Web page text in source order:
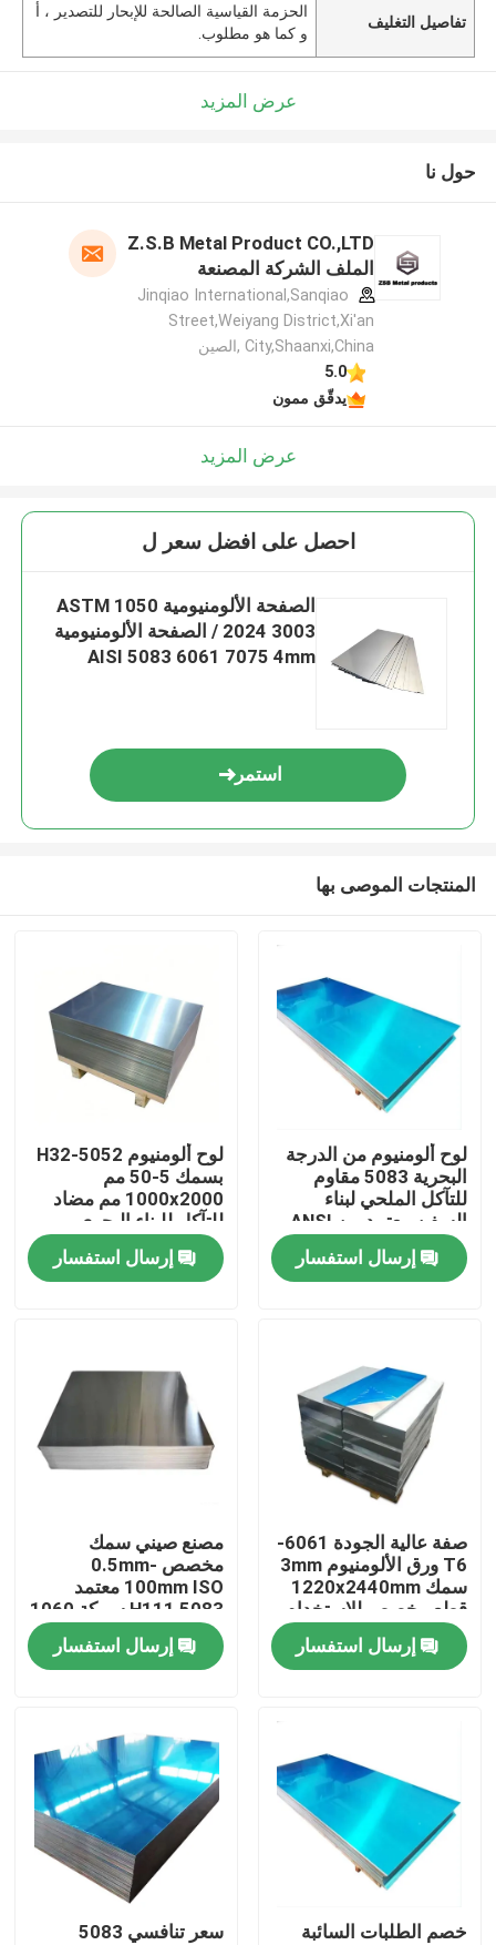
المنتجات
فيديوهات
جولة في المصنع
مراقبة الجودة
أخبار
اطلب اقتباس
صفائح الفولاذ المقاوم للصدأ
تفاصيل التغليف
الحزمة القياسية الصالحة للإبحار للتصدير ، أ
و كما هو مطلوب.
عرض المزيد
حول نا
Z.S.B Metal Product CO.,LTD
الملف الشركة المصنعة
Jinqiao International,Sanqiao
Street,Weiyang District,Xi'an
City,Shaanxi,China ,الصين
5.0
يدقّق ممون
عرض المزيد
احصل على افضل سعر ل
الصفحة الألومنيومية ASTM 1050
2024 3003 / الصفحة الألومنيومية
AISI 5083 6061 7075 4mm
استمر
المنتجات الموصى بها
لوح ألومنيوم من الدرجة
البحرية 5083 مقاوم
للتآكل الملحي لبناء
السفن معتمد من ANSI
إرسال استفسار
لوح ألومنيوم 5052-H32
بسمك 5-50 مم
1000x2000 مم مضاد
للتآكل للبناء البحري
إرسال استفسار
صفة عالية الجودة 6061-
T6 ورق الألومنيوم 3mm
سمك 1220x2440mm
قطع مخصص للاستخدام
الصناعي في مجال
الطيرانإرسال استفسار
مصنع صيني سمك
مخصص 0.5mm-
100mm ISO معتمد
5083 H111 سبيكة 1060
ورقة الألومنيوم النقي
إرسال استفسار
خصم الطلبات السائبة
سعر تنافسي 5083